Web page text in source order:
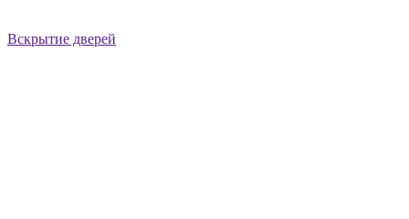
Вскрытие дверей